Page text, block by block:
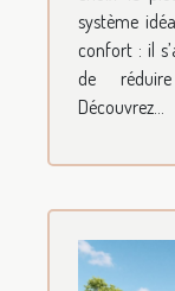
système
confort : il
de
Découvrez...